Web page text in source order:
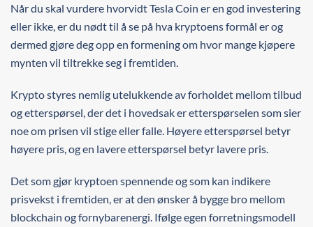
Når du skal vurdere hvorvidt Tesla Coin er en god investering
eller ikke, er du nødt til å se på hva kryptoens formål er og
dermed gjøre deg opp en formening om hvor mange kjøpere
mynten vil tiltrekke seg i fremtiden.
Krypto styres nemlig utelukkende av forholdet mellom tilbud
og etterspørsel, der det i hovedsak er etterspørselen som sier
noe om prisen vil stige eller falle. Høyere etterspørsel betyr
høyere pris, og en lavere etterspørsel betyr lavere pris.
Det som gjør kryptoen spennende og som kan indikere
prisvekst i fremtiden, er at den ønsker å bygge bro mellom
blockchain og fornybarenergi. Ifølge egen forretningsmodell